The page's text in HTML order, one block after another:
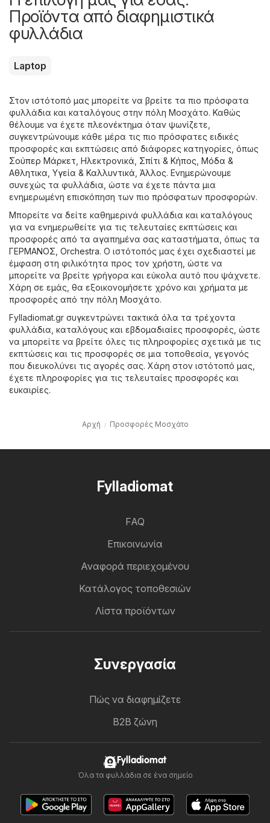
Προϊόντα από διαφημιστικά
φυλλάδια
Laptop
Στον ιστότοπό μας μπορείτε να βρείτε τα πιο πρόσφατα
φυλλάδια και καταλόγους στην πόλη Μοσχάτο. Καθώς
θέλουμε να έχετε πλεονέκτημα όταν ψωνίζετε,
συγκεντρώνουμε κάθε μέρα τις πιο πρόσφατες ειδικές
προσφορές και εκπτώσεις από διάφορες κατηγορίες, όπως
Σούπερ Μάρκετ, Hλεκτρονικά, Σπίτι & Κήπος, Μόδα &
Aθλητικα, Υγεία & Καλλυντικά, Άλλος. Ενημερώνουμε
συνεχώς τα φυλλάδια, ώστε να έχετε πάντα μια
ενημερωμένη επισκόπηση των πιο πρόσφατων προσφορών.
Μπορείτε να δείτε καθημερινά φυλλάδια και καταλόγους
για να ενημερωθείτε για τις τελευταίες εκπτώσεις και
προσφορές από τα αγαπημένα σας καταστήματα, όπως τα
ΓΕΡΜΑΝΟΣ, Orchestra. Ο ιστότοπός μας έχει σχεδιαστεί με
έμφαση στη φιλικότητα προς τον χρήστη, ώστε να
μπορείτε να βρείτε γρήγορα και εύκολα αυτό που ψάχνετε.
Χάρη σε εμάς, θα εξοικονομήσετε χρόνο και χρήματα με
προσφορές από την πόλη Μοσχάτο.
Fylladiomat.gr συγκεντρώνει τακτικά όλα τα τρέχοντα
φυλλάδια, καταλόγους και εβδομαδιαίες προσφορές, ώστε
να μπορείτε να βρείτε όλες τις πληροφορίες σχετικά με τις
εκπτώσεις και τις προσφορές σε μια τοποθεσία, γεγονός
που διευκολύνει τις αγορές σας. Χάρη στον ιστότοπό μας,
έχετε πληροφορίες για τις τελευταίες προσφορές και
ευκαιρίες.
Αρχή Προσφορές Μοσχάτο
Fylladiomat
FAQ
Επικοινωνία
Αναφορά περιεχομένου
Κατάλογος τοποθεσιών
Λίστα προϊόντων
Συνεργασία
Πώς να διαφημίζετε
B2B ζώνη
Fylladiomat
Όλα τα φυλλάδια σε ένα σημείο